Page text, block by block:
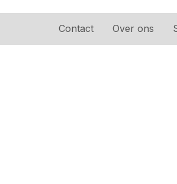
Contact Over ons